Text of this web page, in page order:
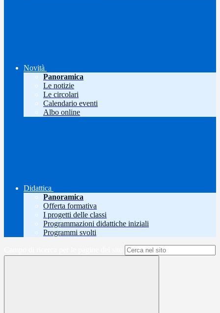
Novità
Panoramica
Le notizie
Le circolari
Calendario eventi
Albo online
Didattica
Panoramica
Offerta formativa
I progetti delle classi
Programmazioni didattiche iniziali
Programmi svolti